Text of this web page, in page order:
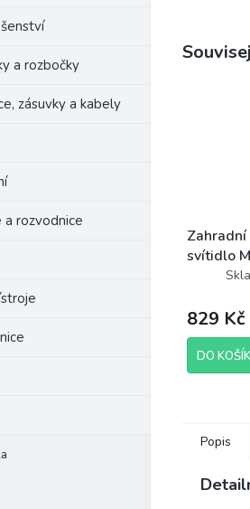
a rozbočky
zásuvky a kabely
a rozvodnice
svítidlo
28 cm,
829 Kč
DO
Popis